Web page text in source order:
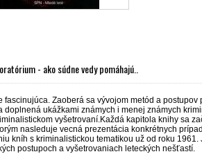
- ako súdne vedy pomáhajú..
fascinujúca. Zaoberá sa vývojom metód a
doplnená ukážkami známych i menej známych
vyšetrovaní.Každá kapitola knihy sa
nasleduje vecná prezentácia konkrétnych
kníh s kriminalistickou tematikou už od roku
postupoch a vyšetrovaniach leteckých nešťastí.